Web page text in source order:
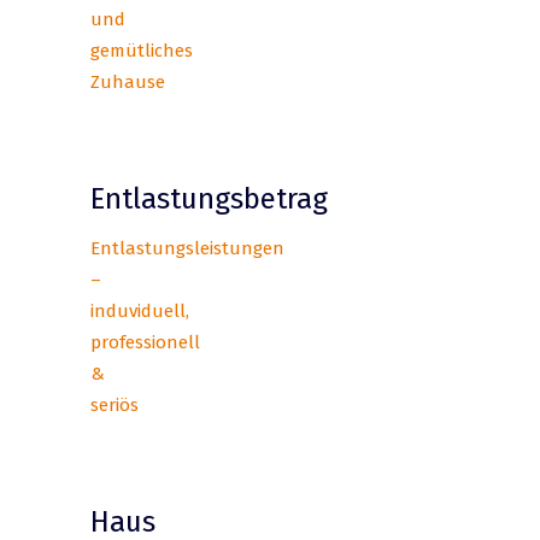
und
gemütliches
Zuhause
Entlastungsbetrag
Entlastungsleistungen
–
induviduell,
professionell
&
seriös
Haus